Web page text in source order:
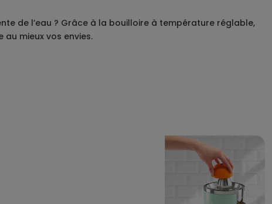
de l’eau ? Grâce à la bouilloire à température réglable,
mieux vos envies.